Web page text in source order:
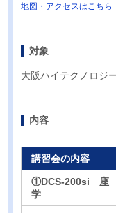
地図・アクセスはこちら
対象
大阪ハイテクノロジ
内容
講習会の内容
①DCS-200si 座
学